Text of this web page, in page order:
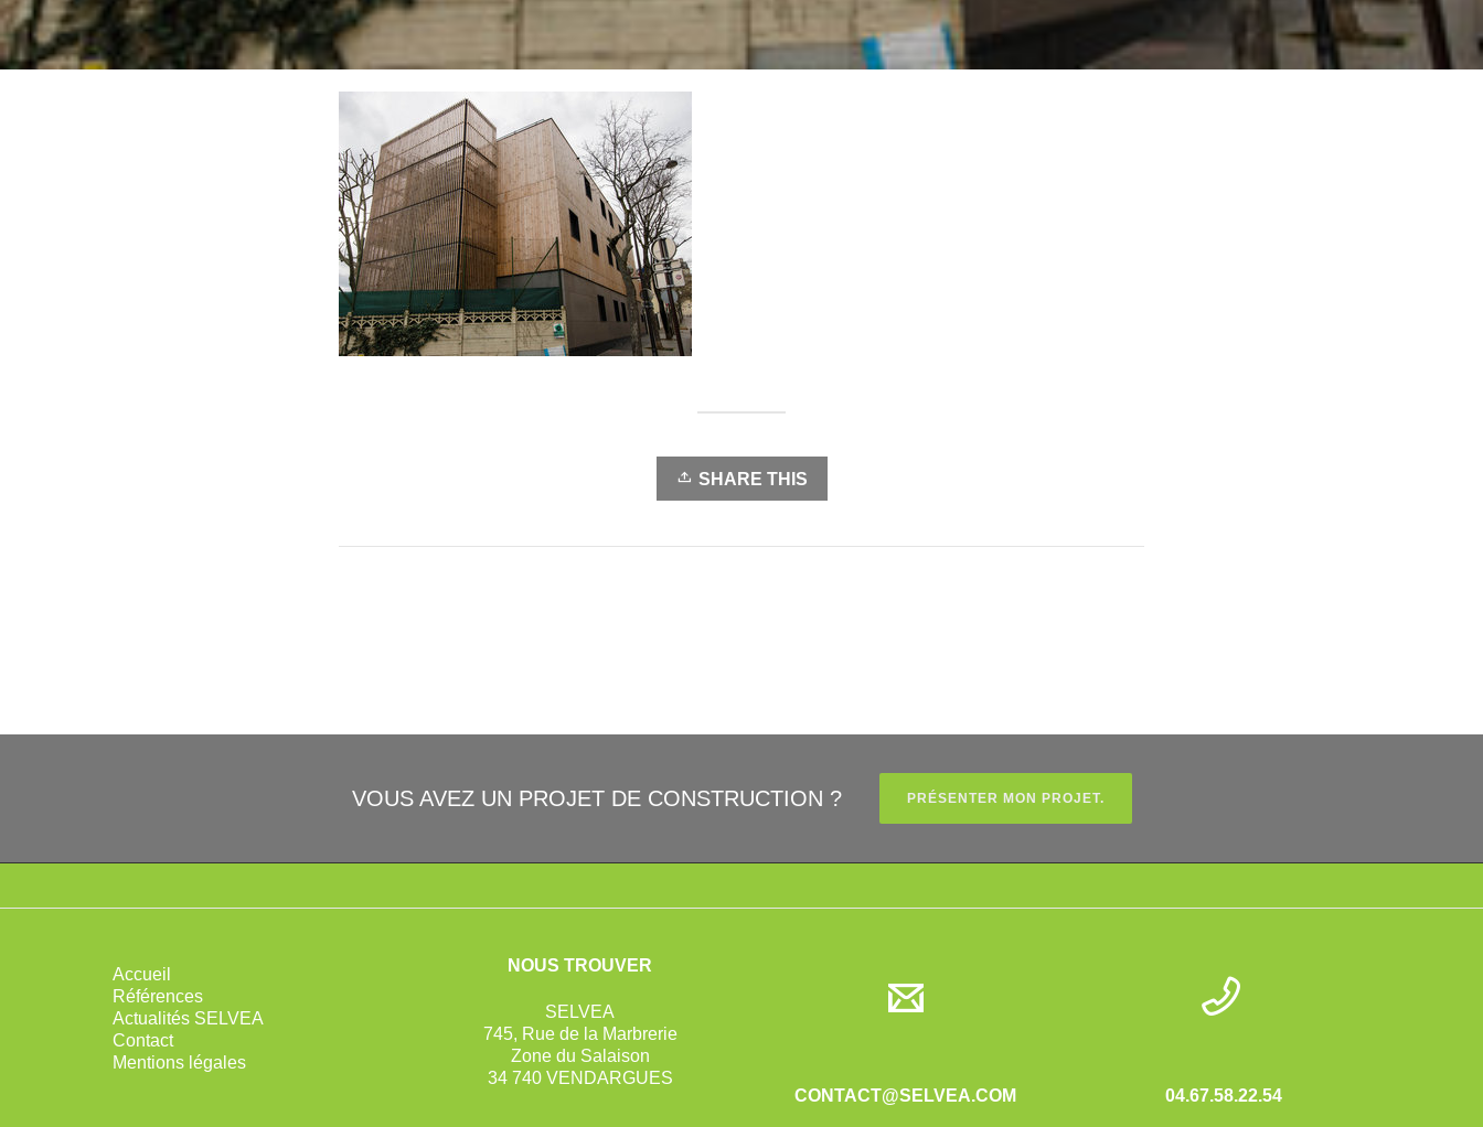
SHARE THIS
VOUS AVEZ UN PROJET DE CONSTRUCTION ? PRÉSENTER MON PROJET.
Accueil
Références
Actualités SELVEA
Contact
Mentions légales
NOUS TROUVER
SELVEA
745, Rue de la Marbrerie
Zone du Salaison
34 740 VENDARGUES
CONTACT@SELVEA.COM
04.67.58.22.54